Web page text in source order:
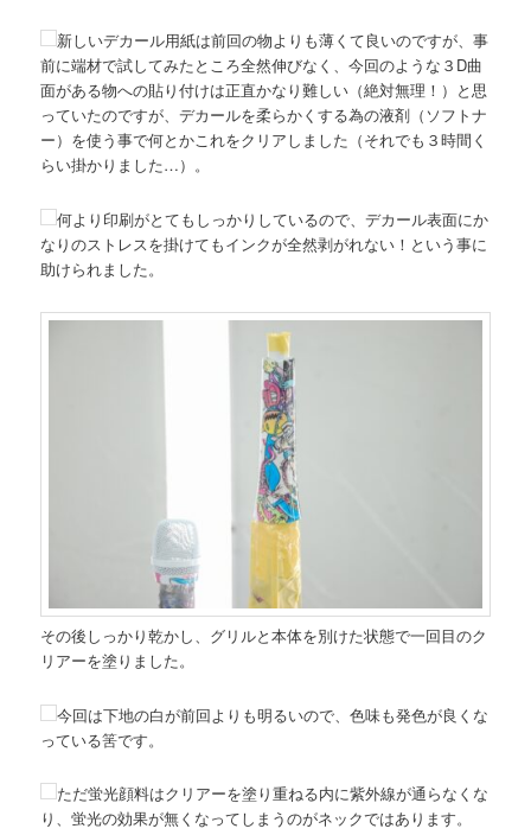
新しいデカール用紙は前回の物よりも薄くて良いのですが、事
前に端材で試してみたところ全然伸びなく、今回のような３D曲
面がある物への貼り付けは正直かなり難しい（絶対無理！）と思
っていたのですが、デカールを柔らかくする為の液剤（ソフトナ
ー）を使う事で何とかこれをクリアしました（それでも３時間く
らい掛かりました…）。
何より印刷がとてもしっかりしているので、デカール表面にか
なりのストレスを掛けてもインクが全然剥がれない！という事に
助けられました。
その後しっかり乾かし、グリルと本体を別けた状態で一回目のク
リアーを塗りました。
今回は下地の白が前回よりも明るいので、色味も発色が良くな
っている筈です。
ただ蛍光顔料はクリアーを塗り重ねる内に紫外線が通らなくな
り、蛍光の効果が無くなってしまうのがネックではあります。